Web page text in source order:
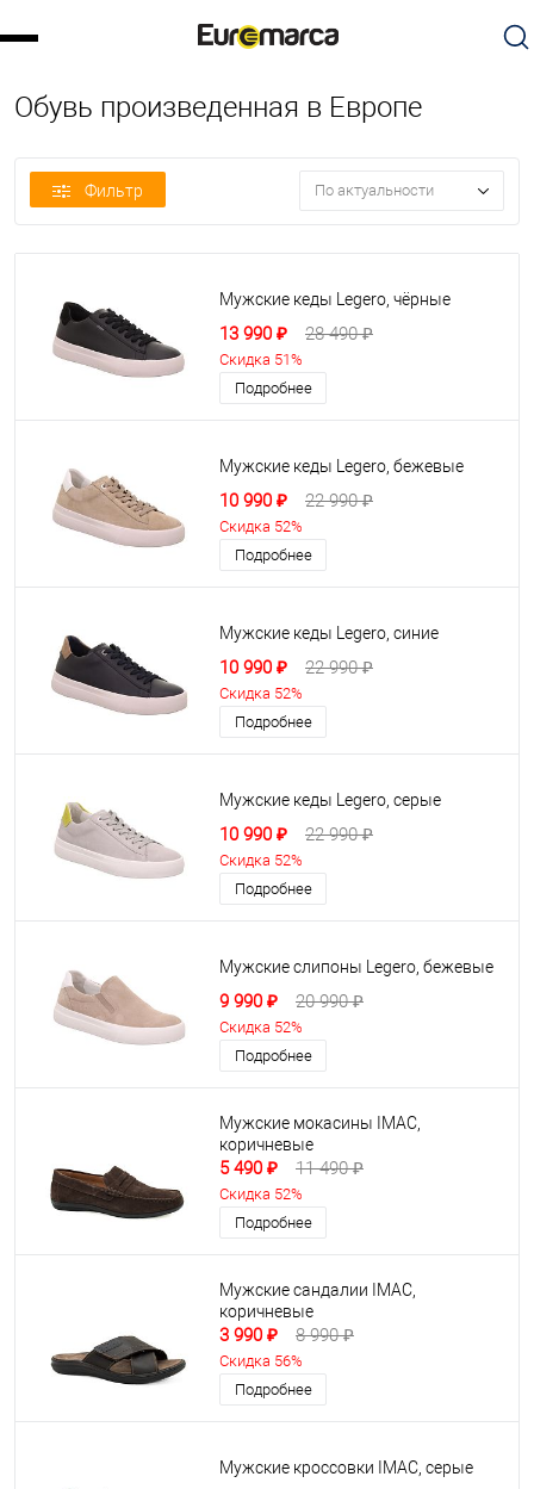
Обувь произведенная в Европе
Фильтр По актуальности
Мужские кеды Legero, чёрные
13 990 ₽ 28 490 ₽
Скидка 51%
Подробнее
Мужские кеды Legero, бежевые
10 990 ₽ 22 990 ₽
Скидка 52%
Подробнее
Мужские кеды Legero, синие
10 990 ₽ 22 990 ₽
Скидка 52%
Подробнее
Мужские кеды Legero, серые
10 990 ₽ 22 990 ₽
Скидка 52%
Подробнее
Мужские слипоны Legero, бежевые
9 990 ₽ 20 990 ₽
Скидка 52%
Подробнее
Мужские мокасины IMAC,
коричневые
5 490 ₽ 11 490 ₽
Скидка 52%
Подробнее
Мужские сандалии IMAC,
коричневые
3 990 ₽ 8 990 ₽
Скидка 56%
Подробнее
Мужские кроссовки IMAC, серые